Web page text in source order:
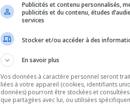
Publicités et contenu personnalisés,
publicités et du contenu, études
services
Stocker et/ou accéder à des
En savoir plus
Vos données à caractère personnel seront
liées à votre appareil (cookies, identifiants
données) pourront être stockées et
que partagées avec lui, ou utilisées